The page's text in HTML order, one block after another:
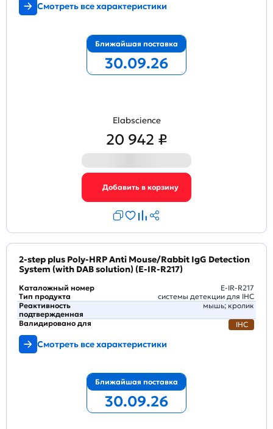
Смотреть все характеристики
Ближайшая поставка
30.09.26
Elabscience
20 942 ₽
2-step plus Poly-HRP Anti Mouse/Rabbit IgG Detection
System (with DAB solution) (E-IR-R217)
Каталожный номер
E-IR-R217
Тип продукта
системы детекции для IHC
Реактивность
подтвержденная
мышь; кролик
Валидировано для
IHC
Смотреть все характеристики
Ближайшая поставка
30.09.26